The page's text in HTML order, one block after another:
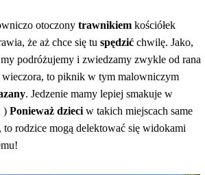
otoczonytrawnikiemkościółek
że aż chce się tuspędzićchwilę. Jako,
podróżujemy i zwiedzamy zwykle od rana
wieczora, to piknik w tym malowniczym
. Jedzenie mamy lepiej smakuje w
) Ponieważ dzieci w takich miejscach same
to rodzice mogą delektować się widokami